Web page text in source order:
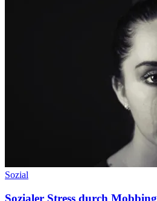
Sozial
Sozialer Stress durch Mobbing